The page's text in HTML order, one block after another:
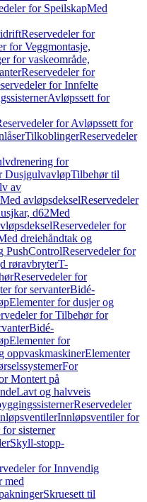
for SpeilskapMed
Reservedeler for
for Veggmontasje,
for vaskeområde,
Reservedeler for
for Innfelte
Avløpssett for
for Avløpssett for
TilkoblingerReservedeler
for
DusjgulvavløpTilbehør til
av
Med avløpsdekselReservedeler
d62Med
Reservedeler for
dreiehåndtak og
PushControlReservedeler for
røravbryterT-
Reservedeler for
for servanterBidé-
Elementer for dusjer og
for Tilbehør for
Bidé-
Elementer for
oppvaskmaskinerElementer
For
Montert på
Lavt og halvveis
Reservedeler
Innløpsventiler for
sisterner
Skyll-stopp-
for Innvendig
med
Skruesett til